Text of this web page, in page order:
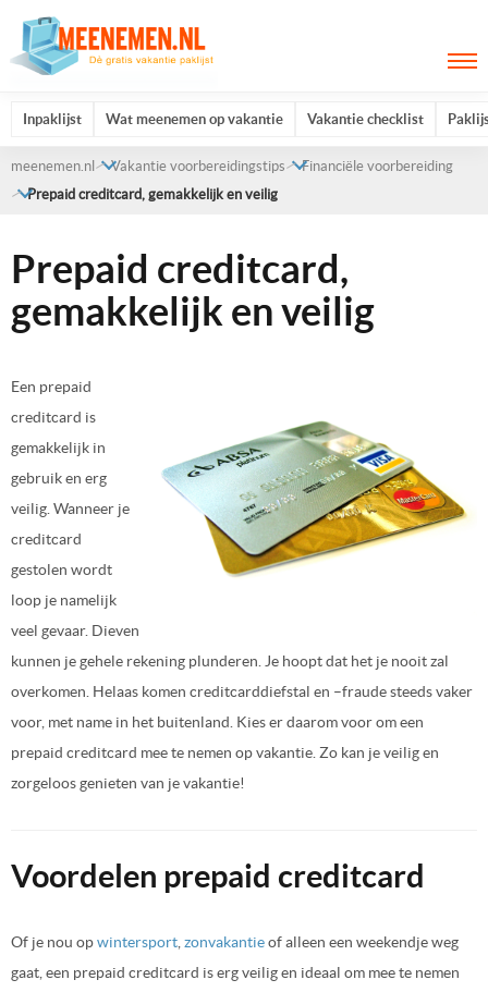
Inpaklijst Wat meenemen op vakantie Vakantie checklist
meenemen.nl Vakantie voorbereidingstips
Financiële voorbereiding
Prepaid creditcard, gemakkelijk en veilig
Prepaid creditcard,
gemakkelijk en veilig
Een prepaid
creditcard is
gemakkelijk in
gebruik en erg
veilig. Wanneer je
creditcard
gestolen wordt
loop je namelijk
veel gevaar. Dieven
kunnen je gehele rekening plunderen. Je hoopt dat het je nooit zal
overkomen. Helaas komen creditcarddiefstal en –fraude steeds vaker
voor, met name in het buitenland. Kies er daarom voor om een
prepaid creditcard mee te nemen op vakantie. Zo kan je veilig en
zorgeloos genieten van je vakantie!
Voordelen prepaid creditcard
Of je nou opwintersport zonvakantieof alleen een weekendje weg
gaat, een prepaid creditcard is erg veilig en ideaal om mee te nemen